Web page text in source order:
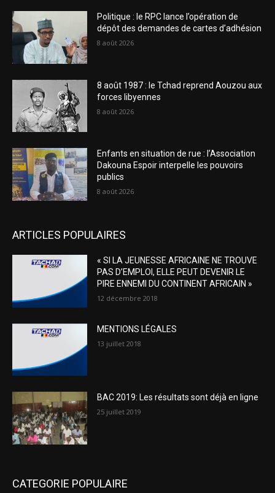
Politique : le RPC lance l’opération de
dépôt des demandes de cartes d’adhésion
8 août 2026
8 août 1987 : le Tchad reprend Aouzou aux
forces libyennes
8 août 2026
Enfants en situation de rue : l’Association
Dakouna Espoir interpelle les pouvoirs
publics
8 août 2026
ARTICLES POPULAIRES
« SI LA JEUNESSE AFRICAINE NE TROUVE
PAS D’EMPLOI, ELLE PEUT DEVENIR LE
PIRE ENNEMI DU CONTINENT AFRICAIN »
12 décembre 2018
MENTIONS LÉGALES
13 juillet 2018
BAC 2019: Les résultats sont déjà en ligne
25 juillet 2019
CATEGORIE POPULAIRE